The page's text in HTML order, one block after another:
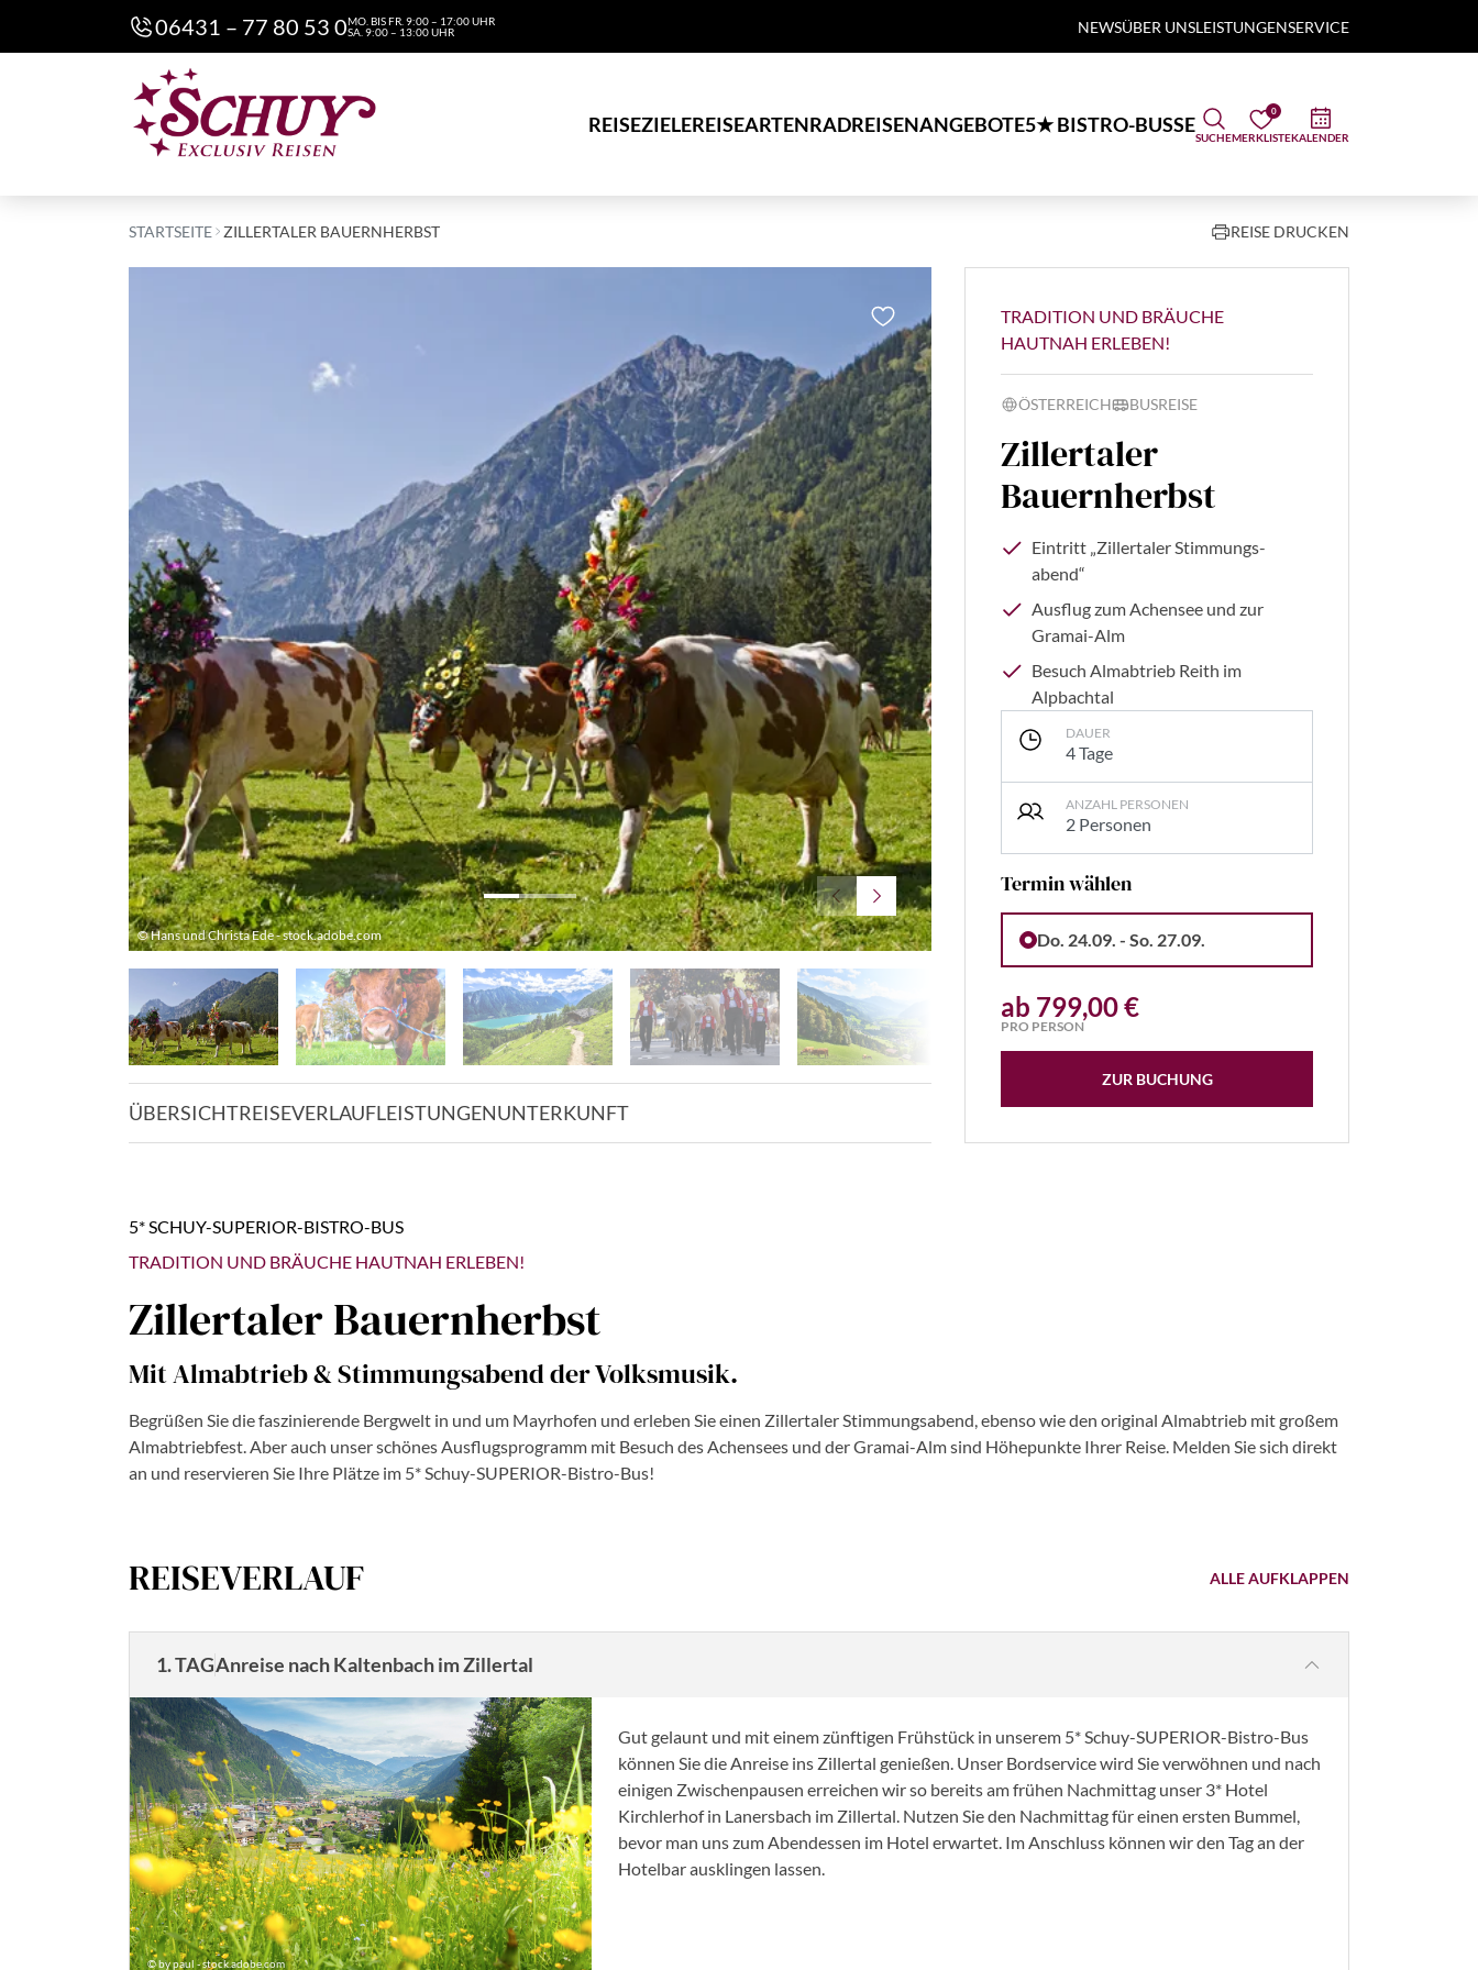
06431 – 77 80 53 0MO. BIS FR. 9:00 – 17:00 UHR
SA. 9:00 – 13:00 UHR
NEWSÜBER UNSLEISTUNGENSERVICE
REISEZIELEREISEARTENRADREISENANGEBOTE5★ BISTRO-BUSSE
SUCHE
0
MERKLISTEKALENDER
STARTSEITE ZILLERTALER BAUERNHERBST REISE DRUCKEN
© Hans und Christa Ede - stock.adobe.com © Ralph Hoppe - www.FooTToo.de
ÜBERSICHTREISEVERLAUFLEISTUNGENUNTERKUNFT
TRADITION UND BRÄUCHE
HAUTNAH ERLEBEN!
ÖSTERREICH BUSREISE
Zillertaler
Bauernherbst
Eintritt „Zillertaler Stimmungs-
abend“
Ausflug zum Achensee und zur
Gramai-Alm
Besuch Almabtrieb Reith im
Alpbachtal
DAUER
4 Tage
ANZAHL PERSONEN
2 Personen
Termin wählen
Do. 24.09. - So. 27.09.
ab 799,00 €
PRO PERSON
ZUR BUCHUNG
5* SCHUY-SUPERIOR-BISTRO-BUS
TRADITION UND BRÄUCHE HAUTNAH ERLEBEN!
Zillertaler Bauernherbst
Mit Almabtrieb & Stimmungsabend der Volksmusik.
Begrüßen Sie die faszinierende Bergwelt in und um Mayrhofen und erleben Sie einen Zillertaler Stimmungsabend, ebenso wie den original Almabtrieb mit großem
Almabtriebfest. Aber auch unser schönes Ausflugsprogramm mit Besuch des Achensees und der Gramai-Alm sind Höhepunkte Ihrer Reise. Melden Sie sich direkt
an und reservieren Sie Ihre Plätze im 5* Schuy-SUPERIOR-Bistro-Bus!
REISEVERLAUF ALLE AUFKLAPPEN
1. TAGAnreise nach Kaltenbach im Zillertal
© by paul - stock.adobe.com
Gut gelaunt und mit einem zünftigen Frühstück in unserem 5* Schuy-SUPERIOR-Bistro-Bus
können Sie die Anreise ins Zillertal genießen. Unser Bordservice wird Sie verwöhnen und nach
einigen Zwischenpausen erreichen wir so bereits am frühen Nachmittag unser 3* Hotel
Kirchlerhof in Lanersbach im Zillertal. Nutzen Sie den Nachmittag für einen ersten Bummel,
bevor man uns zum Abendessen im Hotel erwartet. Im Anschluss können wir den Tag an der
Hotelbar ausklingen lassen.